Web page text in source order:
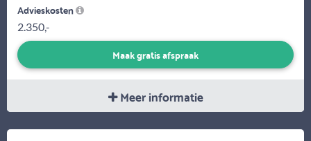
Advieskosten
2.350,-
Maak gratis afspraak
Meer informatie